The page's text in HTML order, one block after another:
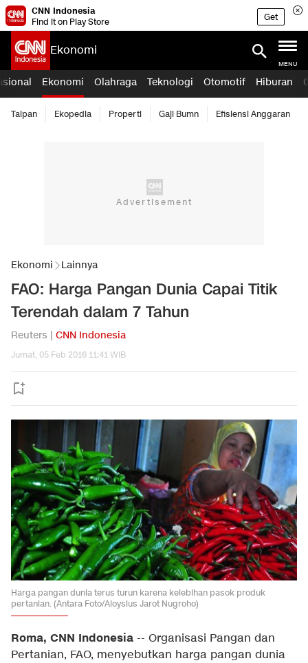
CNN Indonesia
Find it on Play Store
Get
Ekonomi
MENU
Ekonomi Olahraga Teknologi Otomotif Hiburan
Taipan Ekopedia Properti Gaji Bumn Efisiensi Anggaran
Ekonomi Lainnya
FAO: Harga Pangan Dunia Capai Titik
Terendah dalam 7 Tahun
Reuters | CNN Indonesia
Jumat, 05 Feb 2016 11:41 WIB
Harga pangan dunia terus turun karena kelebihan pasok produk
pertanian. (Antara Foto/Aloysius Jarot Nugroho)
Roma, CNN Indonesia -- Organisasi Pangan dan
Pertanian, FAO, menyebutkan harga pangan dunia